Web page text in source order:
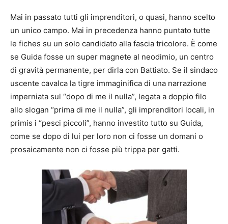
Mai in passato tutti gli imprenditori, o quasi, hanno scelto
un unico campo. Mai in precedenza hanno puntato tutte
le fiches su un solo candidato alla fascia tricolore. È come
se Guida fosse un super magnete al neodimio, un centro
di gravità permanente, per dirla con Battiato. Se il sindaco
uscente cavalca la tigre immaginifica di una narrazione
imperniata sul “dopo di me il nulla”, legata a doppio filo
allo slogan “prima di me il nulla”, gli imprenditori locali, in
primis i “pesci piccoli”, hanno investito tutto su Guida,
come se dopo di lui per loro non ci fosse un domani o
prosaicamente non ci fosse più trippa per gatti.